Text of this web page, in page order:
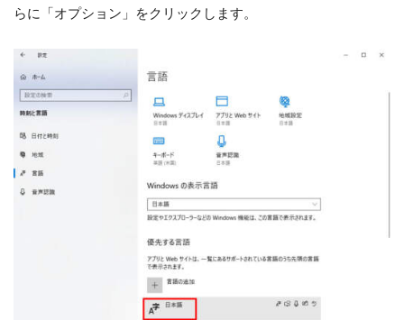
らに「オプション」をクリックします。